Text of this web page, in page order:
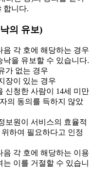
합니다.
의 유보)
각 호에 해당하는 경우
낙을 유보할 수 있습니다.
가 없는 경우
장이 있는 경우
신청한 사람이 14세 미만
의 동의를 득하지 않았
보원이 서비스의 효율적
하여 필요하다고 인정
각 호에 해당하는 이용
이를 거절할 수 있습니